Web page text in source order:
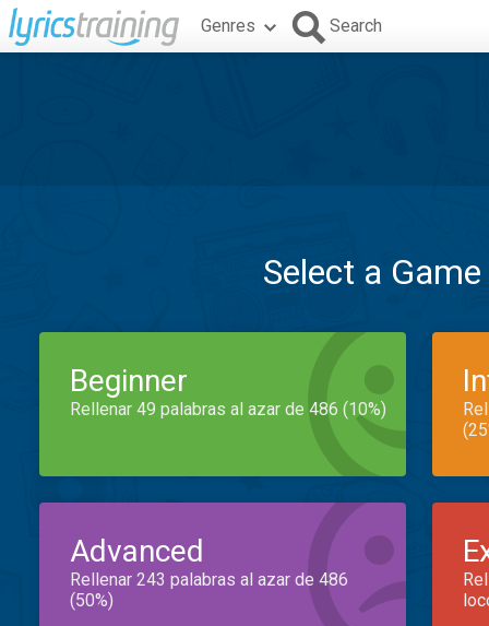
Genres Search
Select a
Beginner
Rellenar 49 palabras al azar de 486 (10%)
Advanced
Rellenar 243 palabras al azar de 486
(50%)